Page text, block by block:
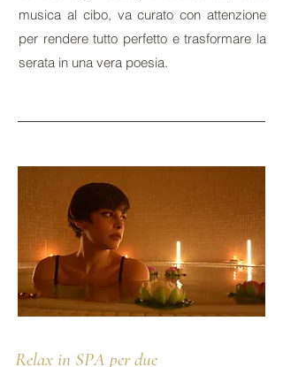
musica al cibo, va curato con attenzione
per rendere tutto perfetto e trasformare la
serata in una vera poesia.
Relax in SPA per due